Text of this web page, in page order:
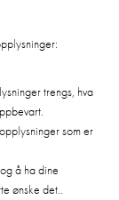
trengs, hva
som er
å ha dine
ønske det..